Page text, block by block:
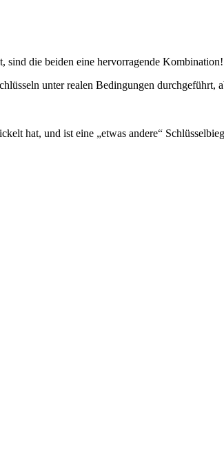
die beiden eine hervorragende Kombination!
unter realen Bedingungen
hat, und ist eine „etwas andere“